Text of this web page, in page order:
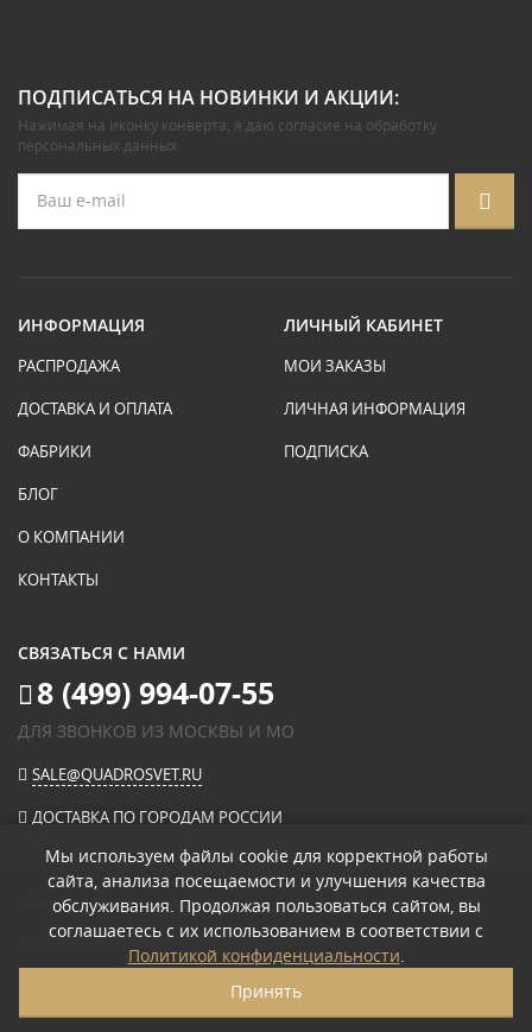
ПОДПИСАТЬСЯ НА НОВИНКИ И АКЦИИ:
Нажимая на иконку конверта, я даю согласие на обработку
персональных данных.
ИНФОРМАЦИЯ
РАСПРОДАЖА
ДОСТАВКА И ОПЛАТА
ФАБРИКИ
БЛОГ
О КОМПАНИИ
КОНТАКТЫ
ЛИЧНЫЙ КАБИНЕТ
МОИ ЗАКАЗЫ
ЛИЧНАЯ ИНФОРМАЦИЯ
ПОДПИСКА
СВЯЗАТЬСЯ С НАМИ
8 (499) 994-07-55
ДЛЯ ЗВОНКОВ ИЗ МОСКВЫ И МО
SALE@QUADROSVET.RU
ДОСТАВКА ПО ГОРОДАМ РОССИИ
ОПЛАЧИВАЙТЕ ПРИ ПОЛУЧЕНИИ
© 2026«КВАДРО СВЕТ» ИНТЕРНЕТ-МАГАЗИН СВЕТИЛЬНИКОВ.
ПОЛИТИКА КОНФИДЕНЦИАЛЬНОСТИ
Мы используем файлы cookie для корректной работы
сайта, анализа посещаемости и улучшения качества
обслуживания. Продолжая пользоваться сайтом, вы
соглашаетесь с их использованием в соответствии с
Политикой конфиденциальности.
Принять